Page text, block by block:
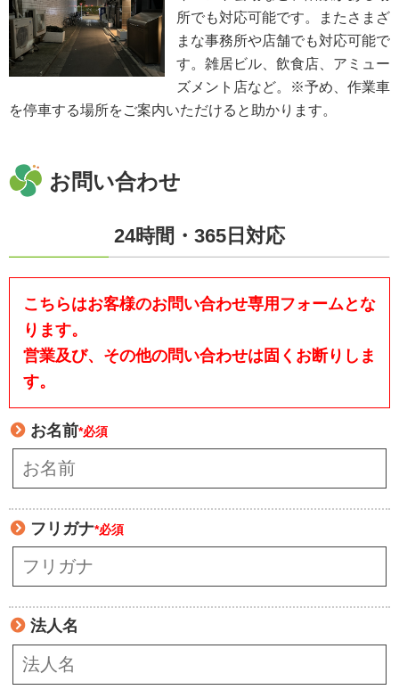
所でも対応可能です。またさまざ
まな事務所や店舗でも対応可能で
す。雑居ビル、飲食店、アミュー
ズメント店など。※予め、作業車
を停車する場所をご案内いただけると助かります。
お問い合わせ
24時間・365日対応
こちらはお客様のお問い合わせ専用フォームとな
ります。
営業及び、その他の問い合わせは固くお断りしま
す。
お名前*必須
フリガナ*必須
法人名